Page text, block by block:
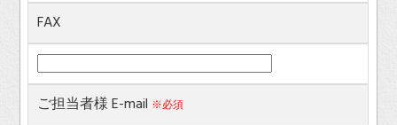
FAX
ご担当者様E-mail ※必須